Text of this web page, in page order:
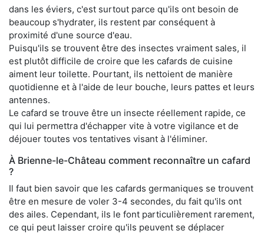
dans les éviers, c'est surtout parce qu'ils ont besoin de
beaucoup s'hydrater, ils restent par conséquent à
proximité d'une source d'eau.
Puisqu'ils se trouvent être des insectes vraiment sales, il
est plutôt difficile de croire que les cafards de cuisine
aiment leur toilette. Pourtant, ils nettoient de manière
quotidienne et à l'aide de leur bouche, leurs pattes et leurs
antennes.
Le cafard se trouve être un insecte réellement rapide, ce
qui lui permettra d'échapper vite à votre vigilance et de
déjouer toutes vos tentatives visant à l'éliminer.
À Brienne-le-Château comment reconnaître un cafard
?
Il faut bien savoir que les cafards germaniques se trouvent
être en mesure de voler 3-4 secondes, du fait qu'ils ont
des ailes. Cependant, ils le font particulièrement rarement,
ce qui peut laisser croire qu'ils peuvent se déplacer